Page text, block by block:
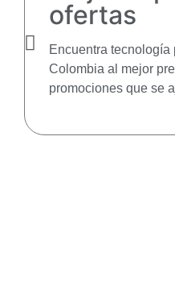
ofertas
Encuentra tecnología
Colombia al mejor
promociones que se